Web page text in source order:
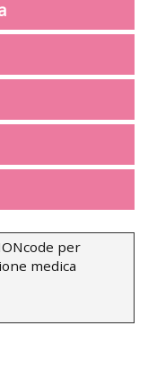
per
medica